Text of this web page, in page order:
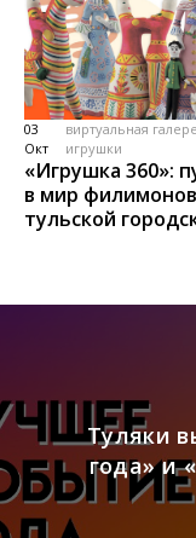
03
Окт
виртуальная
игрушки
«Игрушка 360»:
в мир
тульской
Туляки
года» и